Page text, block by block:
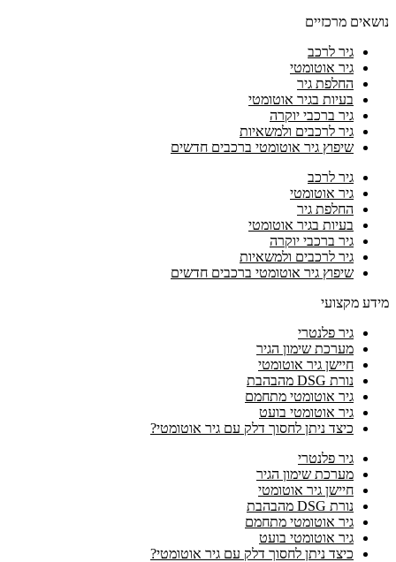
נושאים מרכזיים
גיר לרכב
גיר אוטומטי
החלפת גיר
בעיות בגיר אוטומטי
גיר ברכבי יוקרה
גיר לרכבים ולמשאיות
שיפוץ גיר אוטומטי ברכבים חדשים
גיר לרכב
גיר אוטומטי
החלפת גיר
בעיות בגיר אוטומטי
גיר ברכבי יוקרה
גיר לרכבים ולמשאיות
שיפוץ גיר אוטומטי ברכבים חדשים
מידע מקצועי
גיר פלנטרי
מערכת שימון הגיר
חיישן גיר אוטומטי
נורת DSG מהבהבת
גיר אוטומטי מתחמם
גיר אוטומטי בועט
כיצד ניתן לחסוך דלק עם גיר אוטומטי?
גיר פלנטרי
מערכת שימון הגיר
חיישן גיר אוטומטי
נורת DSG מהבהבת
גיר אוטומטי מתחמם
גיר אוטומטי בועט
כיצד ניתן לחסוך דלק עם גיר אוטומטי?